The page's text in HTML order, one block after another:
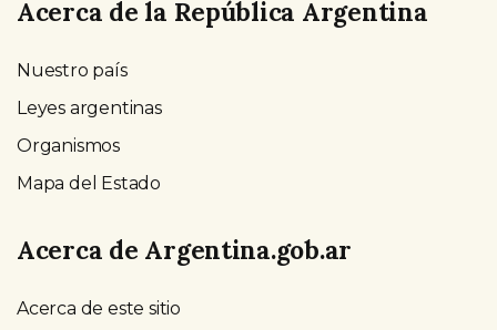
Acerca de la República Argentina
Nuestro país
Leyes argentinas
Organismos
Mapa del Estado
Acerca de Argentina.gob.ar
Acerca de este sitio